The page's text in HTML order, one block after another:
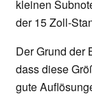
kleinen
der 15 Zoll-
Der Grund der
dass diese
gute